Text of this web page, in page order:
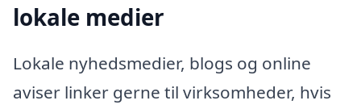
lokale medier
Lokale nyhedsmedier, blogs og online
aviser linker gerne til virksomheder, hvis